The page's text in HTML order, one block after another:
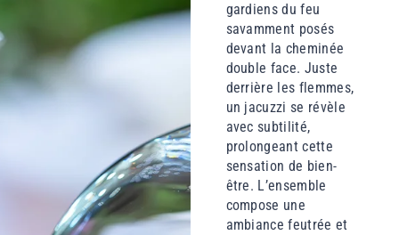
gardiens du feu
savamment posés
devant la cheminée
double face. Juste
derrière les flemmes,
un jacuzzi se révèle
avec subtilité,
prolongeant cette
sensation de bien-
être. L’ensemble
compose une
ambiance feutrée et